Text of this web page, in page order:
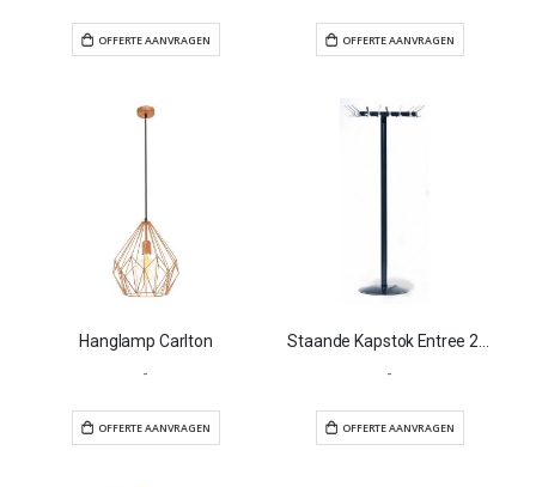
OFFERTE AANVRAGEN OFFERTE
Hanglamp Carlton
-
-